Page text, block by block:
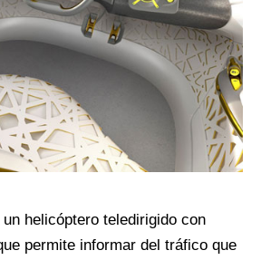
helicóptero teledirigido con
permite informar del tráfico que